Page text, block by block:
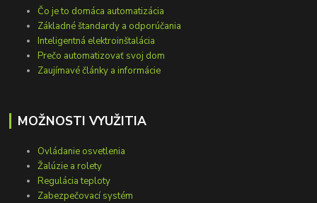
Čo je to domáca automatizácia
Základné štandardy a odporúčania
Inteligentná elektroinštalácia
Prečo automatizovať svoj dom
Zaujímavé články a informácie
MOŽNOSTI VYUŽITIA
Ovládanie osvetlenia
Žalúzie a rolety
Regulácia teploty
Zabezpečovací systém